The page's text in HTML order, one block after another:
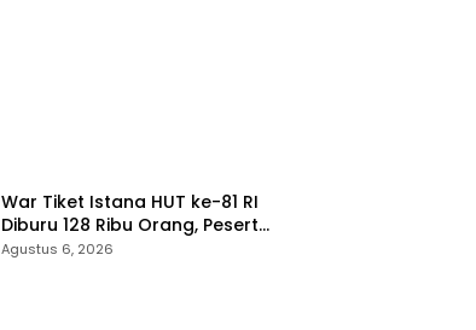
War Tiket Istana HUT ke-81 RI
Diburu 128 Ribu Orang, Peserta
dari 36 Provinsi dan 14 Negara
Agustus 6, 2026